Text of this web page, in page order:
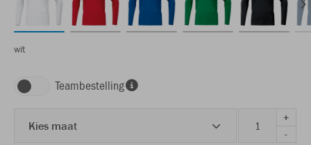
wit
Teambestelling
Kies maat
+
-